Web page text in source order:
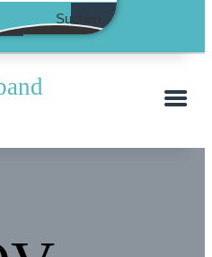
Suchen